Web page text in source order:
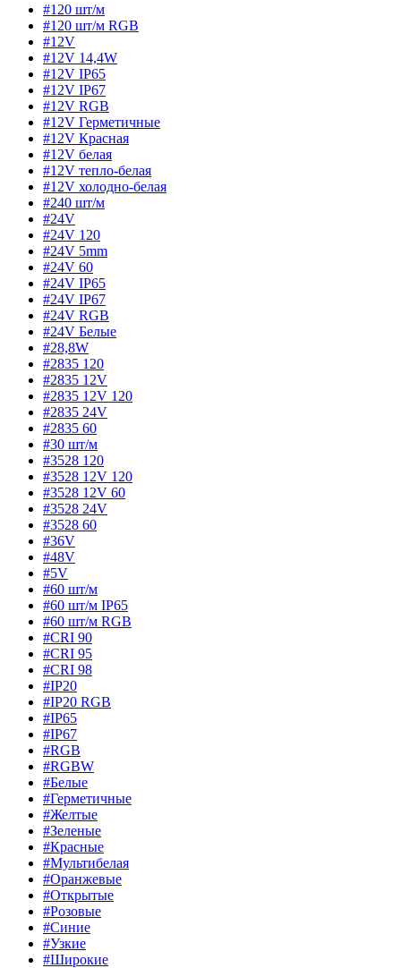
#120 шт/м
#120 шт/м RGB
#12V
#12V 14,4W
#12V IP65
#12V IP67
#12V RGB
#12V Герметичные
#12V Красная
#12V белая
#12V тепло-белая
#12V холодно-белая
#240 шт/м
#24V
#24V 120
#24V 5mm
#24V 60
#24V IP65
#24V IP67
#24V RGB
#24V Белые
#28,8W
#2835 120
#2835 12V
#2835 12V 120
#2835 24V
#2835 60
#30 шт/м
#3528 120
#3528 12V 120
#3528 12V 60
#3528 24V
#3528 60
#36V
#48V
#5V
#60 шт/м
#60 шт/м IP65
#60 шт/м RGB
#CRI 90
#CRI 95
#CRI 98
#IP20
#IP20 RGB
#IP65
#IP67
#RGB
#RGBW
#Белые
#Герметичные
#Желтые
#Зеленые
#Красные
#Мультибелая
#Оранжевые
#Открытые
#Розовые
#Синие
#Узкие
#Широкие